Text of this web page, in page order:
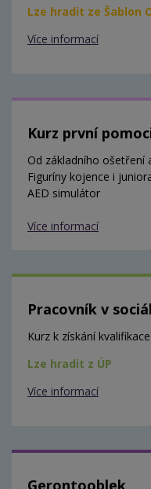
Lze hradit ze Šablon
Více informací
Kurz první
Od základního ošetření
Figuríny kojence i
AED simulátor
Více informací
Pracovník v
Kurz k získání
Lze hradit z ÚP
Více informací
Gerontooblek